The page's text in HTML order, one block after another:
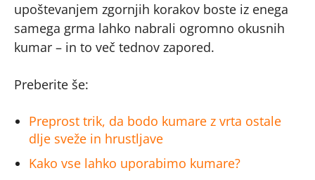
upoštevanjem zgornjih korakov boste iz enega
samega grma lahko nabrali ogromno okusnih
kumar – in to več tednov zapored.
Preberite še:
Preprost trik, da bodo kumare z vrta ostale
dlje sveže in hrustljave
Kako vse lahko uporabimo kumare?